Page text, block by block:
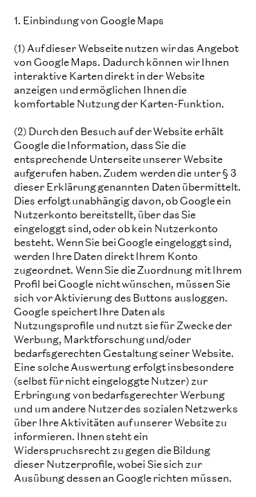
1. Einbindung von Google Maps
(1) Auf dieser Webseite nutzen wir das Angebot
von Google Maps. Dadurch können wir Ihnen
interaktive Karten direkt in der Website
anzeigen und ermöglichen Ihnen die
komfortable Nutzung der Karten-Funktion.
(2) Durch den Besuch auf der Website erhält
Google die Information, dass Sie die
entsprechende Unterseite unserer Website
aufgerufen haben. Zudem werden die unter § 3
dieser Erklärung genannten Daten übermittelt.
Dies erfolgt unabhängig davon, ob Google ein
Nutzerkonto bereitstellt, über das Sie
eingeloggt sind, oder ob kein Nutzerkonto
besteht. Wenn Sie bei Google eingeloggt sind,
werden Ihre Daten direkt Ihrem Konto
zugeordnet. Wenn Sie die Zuordnung mit Ihrem
Profil bei Google nicht wünschen, müssen Sie
sich vor Aktivierung des Buttons ausloggen.
Google speichert Ihre Daten als
Nutzungsprofile und nutzt sie für Zwecke der
Werbung, Marktforschung und/oder
bedarfsgerechten Gestaltung seiner Website.
Eine solche Auswertung erfolgt insbesondere
(selbst für nicht eingeloggte Nutzer) zur
Erbringung von bedarfsgerechter Werbung
und um andere Nutzer des sozialen Netzwerks
über Ihre Aktivitäten auf unserer Website zu
informieren. Ihnen steht ein
Widerspruchsrecht zu gegen die Bildung
dieser Nutzerprofile, wobei Sie sich zur
Ausübung dessen an Google richten müssen.